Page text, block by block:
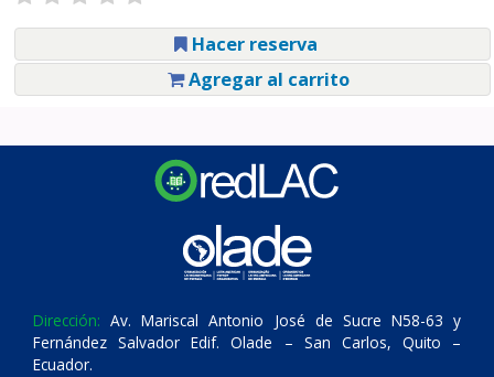
Hacer reserva
Agregar al carrito
Dirección: Av. Mariscal Antonio José de Sucre N58-63 y
Fernández Salvador Edif. Olade – San Carlos, Quito –
Ecuador.